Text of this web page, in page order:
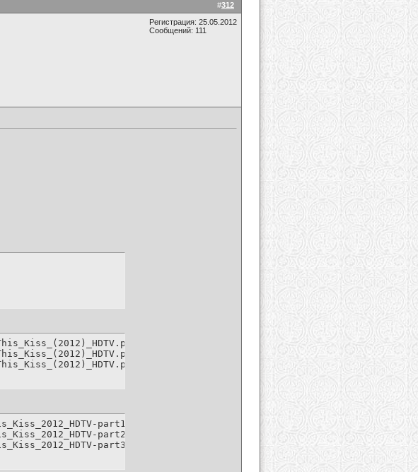
#312
Регистрация: 25.05.2012
Сообщений: 111
part1-rar
part2-rar
part3-rar